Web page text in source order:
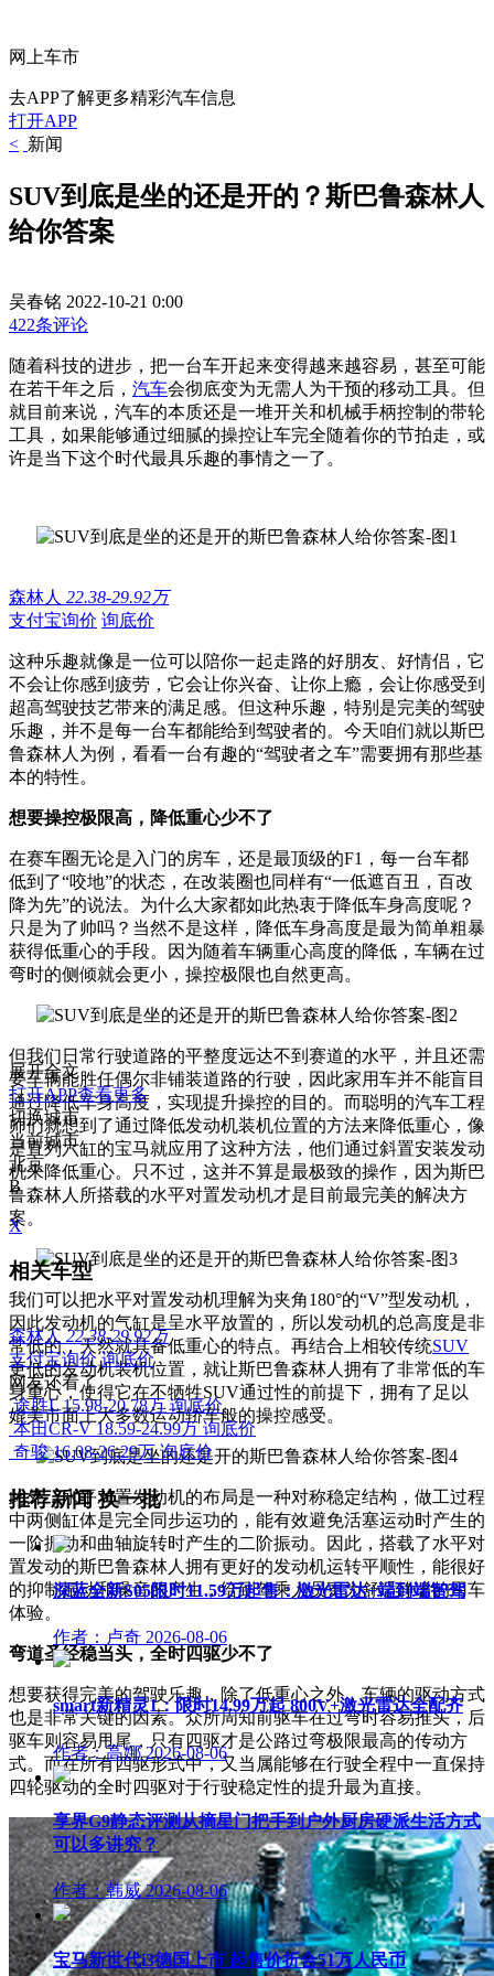
网上车市
去APP了解更多精彩汽车信息
打开APP
< 新闻
SUV到底是坐的还是开的？斯巴鲁森林人
给你答案
吴春铭 2022-10-21 0:00
422条评论
随着科技的进步，把一台车开起来变得越来越容易，甚至可能
在若干年之后， 汽车会彻底变为无需人为干预的移动工具。但
就目前来说，汽车的本质还是一堆开关和机械手柄控制的带轮
工具，如果能够通过细腻的操控让车完全随着你的节拍走，或
许是当下这个时代最具乐趣的事情之一了。
森林人 22.38-29.92万
支付宝询价 询底价
这种乐趣就像是一位可以陪你一起走路的好朋友、好情侣，它
不会让你感到疲劳，它会让你兴奋、让你上瘾，会让你感受到
超高驾驶技艺带来的满足感。但这种乐趣，特别是完美的驾驶
乐趣，并不是每一台车都能给到驾驶者的。今天咱们就以斯巴
鲁森林人为例，看看一台有趣的“驾驶者之车”需要拥有那些基
本的特性。
想要操控极限高，降低重心少不了
在赛车圈无论是入门的房车，还是最顶级的F1，每一台车都
低到了“咬地”的状态，在改装圈也同样有“一低遮百丑，百改
降为先”的说法。为什么大家都如此热衷于降低车身高度呢？
只是为了帅吗？当然不是这样，降低车身高度是最为简单粗暴
获得低重心的手段。因为随着车辆重心高度的降低，车辆在过
弯时的侧倾就会更小，操控极限也自然更高。
但我们日常行驶道路的平整度远达不到赛道的水平，并且还需
要车辆能胜任偶尔非铺装道路的行驶，因此家用车并不能盲目
通过降低车身高度，实现提升操控的目的。而聪明的汽车工程
师们就想到了通过降低发动机装机位置的方法来降低重心，像
是直列六缸的宝马就应用了这种方法，他们通过斜置安装发动
机来降低重心。只不过，这并不算是最极致的操作，因为斯巴
鲁森林人所搭载的水平对置发动机才是目前最完美的解决方
案。
我们可以把水平对置发动机理解为夹角180°的“V”型发动机，
因此发动机的气缸是呈水平放置的，所以发动机的总高度是非
常低的，天然就具备低重心的特点。再结合上相较传统SUV
更低的发动机装机位置，就让斯巴鲁森林人拥有了非常低的车
身重心，使得它在不牺牲SUV通过性的前提下，拥有了足以
媲美市面上大多数运动轿车般的操控感受。
此外，水平对置发动机的布局是一种对称稳定结构，做工过程
中两侧缸体是完全同步运功的，能有效避免活塞运动时产生的
一阶振动和曲轴旋转时产生的二阶振动。因此，搭载了水平对
置发动的斯巴鲁森林人拥有更好的发动机运转平顺性，能很好
的抑制振动和噪音的产生，给到驾乘人员更为舒适静谧的用车
体验。
弯道圣经稳当头，全时四驱少不了
想要获得完美的驾驶乐趣，除了低重心之外，车辆的驱动方式
也是非常关键的因素。众所周知前驱车在过弯时容易推头，后
驱车则容易甩尾，只有四驱才是公路过弯极限最高的传动方
式。而在所有四驱形式中，又当属能够在行驶全程中一直保持
四轮驱动的全时四驱对于行驶稳定性的提升最为直接。
展开全文
打开APP查看更多
切换城市
当前城市
北京
B
X
相关车型
森林人 22.38-29.92万
支付宝询价 询底价
网友还看了
途胜L 15.98-20.78万 询底价
本田CR-V 18.59-24.99万 询底价
奇骏 16.08-26.29万 询底价
推荐新闻换一批
深蓝全新S05限时11.59万起售：激光雷达+端到端智驾
作者：卢奇 2026-08-06
smart新精灵1：限时14.99万起 800V+激光雷达全配齐
作者：高娜 2026-08-06
享界G9静态评测从摘星门把手到户外厨房硬派生活方式
可以多讲究？
作者：韩威 2026-08-06
宝马新世代i3德国上市 起售价折合51万人民币